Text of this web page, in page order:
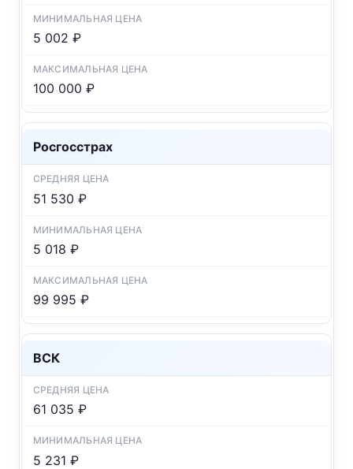
5 002 ₽
100 000 ₽
Росгосстрах
51 530 ₽
5 018 ₽
99 995 ₽
ВСК
61 035 ₽
5 231 ₽